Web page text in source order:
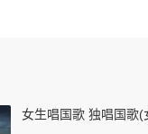
女生唱国歌 独唱国歌(